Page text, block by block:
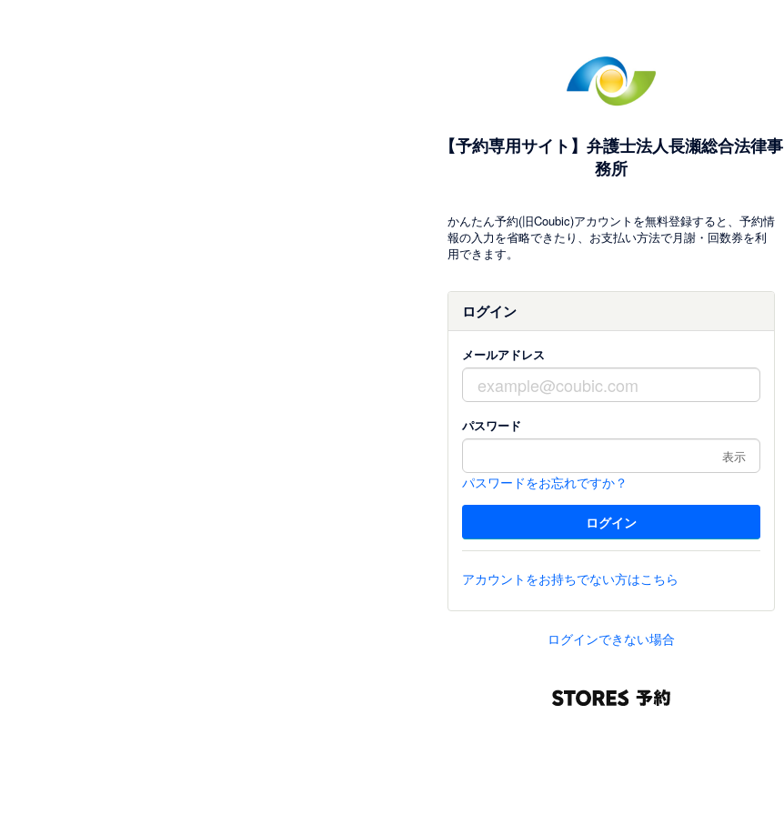
【予約専用サイト】弁護士法人長瀬総合法律事
務所
かんたん予約(旧Coubic)アカウントを無料登録すると、予約情
報の入力を省略できたり、お支払い方法で月謝・回数券を利
用できます。
ログイン
メールアドレス
パスワード
表示
パスワードをお忘れですか？
アカウントをお持ちでない方はこちら
ログインできない場合